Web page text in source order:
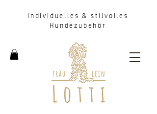
Individuelles & stilvolles
Hundezubehör